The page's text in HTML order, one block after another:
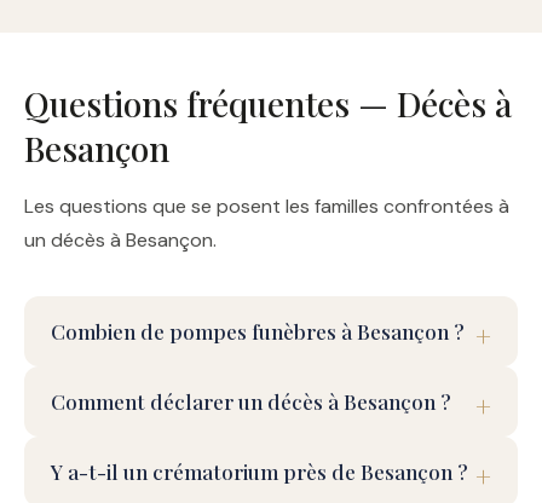
Questions fréquentes — Décès à
Besançon
Les questions que se posent les familles confrontées à
un décès à Besançon.
Combien de pompes funèbres à Besançon ?
Comment déclarer un décès à Besançon ?
Y a-t-il un crématorium près de Besançon ?